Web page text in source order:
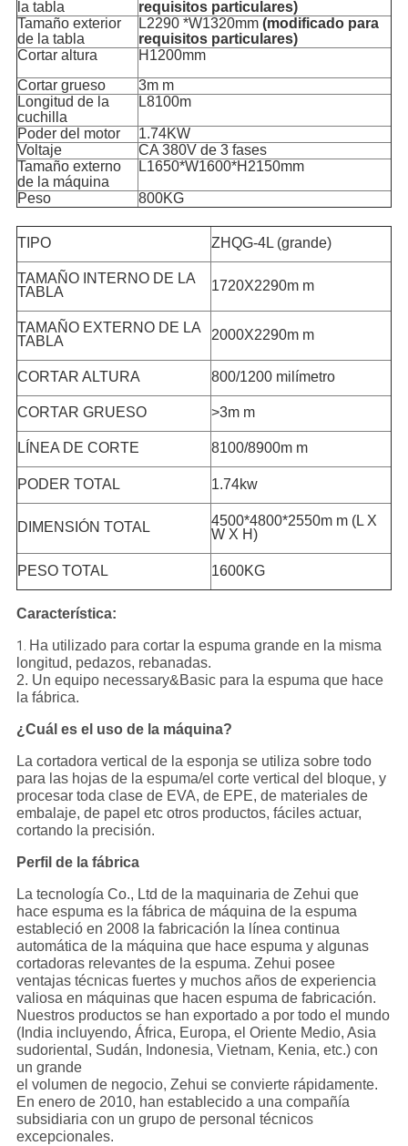
la tabla
requisitos particulares)
Tamaño exterior
de la tabla
L2290 *W1320mm (modificado para
requisitos particulares)
Cortar altura
H1200mm
Cortar grueso
3m m
Longitud de la
cuchilla
L8100m
Poder del motor
1.74KW
Voltaje
CA 380V de 3 fases
Tamaño externo
de la máquina
L1650*W1600*H2150mm
Peso 800KG
TIPO ZHQG-4L (grande)
TAMAÑO INTERNO DE LA
TABLA
1720X2290m m
TAMAÑO EXTERNO DE LA
TABLA
2000X2290m m
CORTAR ALTURA 800/1200 milímetro
CORTAR GRUESO >3m m
LÍNEA DE CORTE 8100/8900m m
PODER TOTAL 1.74kw
DIMENSIÓN TOTAL
4500*4800*2550m m (L X
W X H)
PESO TOTAL 1600KG
Característica:
1. Ha utilizado para cortar la espuma grande en la misma
longitud, pedazos, rebanadas.
2. Un equipo necessary&Basic para la espuma que hace
la fábrica.
¿Cuál es el uso de la máquina?
La cortadora vertical de la esponja se utiliza sobre todo
para las hojas de la espuma/el corte vertical del bloque, y
procesar toda clase de EVA, de EPE, de materiales de
embalaje, de papel etc otros productos, fáciles actuar,
cortando la precisión.
Perfil de la fábrica
La tecnología Co., Ltd de la maquinaria de Zehui que
hace espuma es la fábrica de máquina de la espuma
estableció en 2008 la fabricación la línea continua
automática de la máquina que hace espuma y algunas
cortadoras relevantes de la espuma. Zehui posee
ventajas técnicas fuertes y muchos años de experiencia
valiosa en máquinas que hacen espuma de fabricación.
Nuestros productos se han exportado a por todo el mundo
(India incluyendo, África, Europa, el Oriente Medio, Asia
sudoriental, Sudán, Indonesia, Vietnam, Kenia, etc.) con
un grande
el volumen de negocio, Zehui se convierte rápidamente.
En enero de 2010, han establecido a una compañía
subsidiaria con un grupo de personal técnicos
excepcionales.